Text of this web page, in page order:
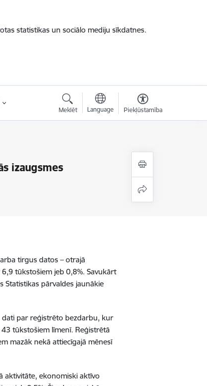
statistikas un sociālo mediju sīkdatnes.
Meklēt Language Piekļūstamība
izaugsmes
tirgus datos – otrajā
tūkstošiem jeb 0,8%. Savukārt
Statistikas pārvaldes jaunākie
dati par reģistrēto bezdarbu, kur
tūkstošiem līmenī. Reģistrētā
mazāk nekā attiecīgajā mēnesī
aktivitāte, ekonomiski aktīvo